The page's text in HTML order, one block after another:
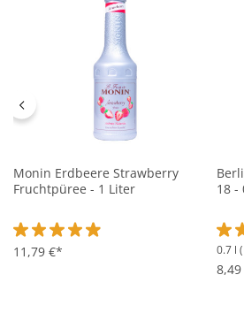
Monin Erdbeere Strawberry
Fruchtpüree - 1 Liter
Durchschnittliche Bewertung von 4.8
11,79 €*
18 -
0.7 l